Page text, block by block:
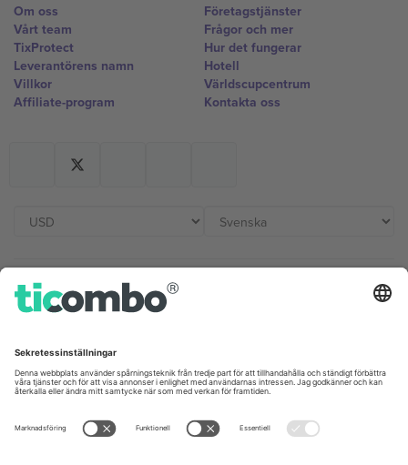
Om oss
Vårt team
TixProtect
Leverantörens namn
Villkor
Affiliate-program
Företagstjänster
Frågor och mer
Hur det fungerar
Hotell
Världscupcentrum
Kontakta oss
Kontor och support
Unter den Linden 24, 10117
Berlin, Germany
London, EC1V 1AW, United
Kingdom
United States
Switzerland